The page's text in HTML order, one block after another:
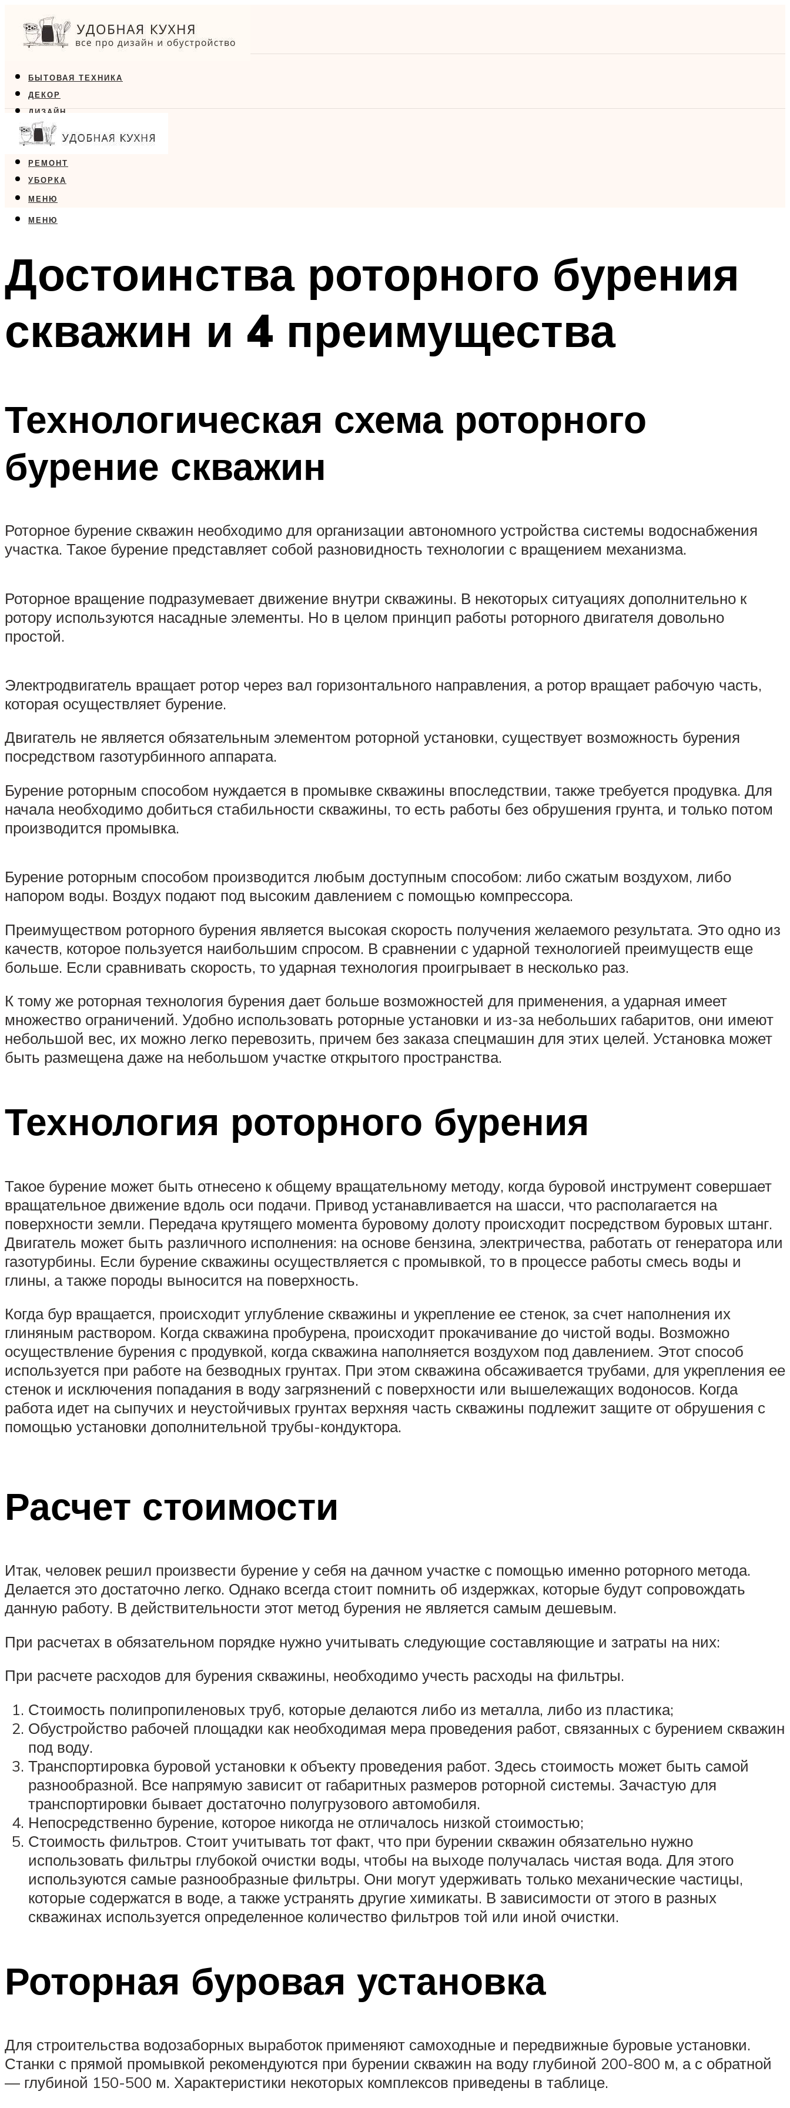
БЫТОВАЯ ТЕХНИКА
ДЕКОР
ДИЗАЙН
ЕДА
МЕБЕЛЬ
РЕМОНТ
УБОРКА
МЕНЮ
МЕНЮ
Достоинства роторного бурения
скважин и 4 преимущества
Технологическая схема роторного
бурение скважин
Роторное бурение скважин необходимо для организации автономного устройства системы водоснабжения
участка. Такое бурение представляет собой разновидность технологии с вращением механизма.
Роторное вращение подразумевает движение внутри скважины. В некоторых ситуациях дополнительно к
ротору используются насадные элементы. Но в целом принцип работы роторного двигателя довольно
простой.
Электродвигатель вращает ротор через вал горизонтального направления, а ротор вращает рабочую часть,
которая осуществляет бурение.
Двигатель не является обязательным элементом роторной установки, существует возможность бурения
посредством газотурбинного аппарата.
Бурение роторным способом нуждается в промывке скважины впоследствии, также требуется продувка. Для
начала необходимо добиться стабильности скважины, то есть работы без обрушения грунта, и только потом
производится промывка.
Бурение роторным способом производится любым доступным способом: либо сжатым воздухом, либо
напором воды. Воздух подают под высоким давлением с помощью компрессора.
Преимуществом роторного бурения является высокая скорость получения желаемого результата. Это одно из
качеств, которое пользуется наибольшим спросом. В сравнении с ударной технологией преимуществ еще
больше. Если сравнивать скорость, то ударная технология проигрывает в несколько раз.
К тому же роторная технология бурения дает больше возможностей для применения, а ударная имеет
множество ограничений. Удобно использовать роторные установки и из-за небольших габаритов, они имеют
небольшой вес, их можно легко перевозить, причем без заказа спецмашин для этих целей. Установка может
быть размещена даже на небольшом участке открытого пространства.
Технология роторного бурения
Такое бурение может быть отнесено к общему вращательному методу, когда буровой инструмент совершает
вращательное движение вдоль оси подачи. Привод устанавливается на шасси, что располагается на
поверхности земли. Передача крутящего момента буровому долоту происходит посредством буровых штанг.
Двигатель может быть различного исполнения: на основе бензина, электричества, работать от генератора или
газотурбины. Если бурение скважины осуществляется с промывкой, то в процессе работы смесь воды и
глины, а также породы выносится на поверхность.
Когда бур вращается, происходит углубление скважины и укрепление ее стенок, за счет наполнения их
глиняным раствором. Когда скважина пробурена, происходит прокачивание до чистой воды. Возможно
осуществление бурения с продувкой, когда скважина наполняется воздухом под давлением. Этот способ
используется при работе на безводных грунтах. При этом скважина обсаживается трубами, для укрепления ее
стенок и исключения попадания в воду загрязнений с поверхности или вышележащих водоносов. Когда
работа идет на сыпучих и неустойчивых грунтах верхняя часть скважины подлежит защите от обрушения с
помощью установки дополнительной трубы-кондуктора.
Расчет стоимости
Итак, человек решил произвести бурение у себя на дачном участке с помощью именно роторного метода.
Делается это достаточно легко. Однако всегда стоит помнить об издержках, которые будут сопровождать
данную работу. В действительности этот метод бурения не является самым дешевым.
При расчетах в обязательном порядке нужно учитывать следующие составляющие и затраты на них:
При расчете расходов для бурения скважины, необходимо учесть расходы на фильтры.
Стоимость полипропиленовых труб, которые делаются либо из металла, либо из пластика;
Обустройство рабочей площадки как необходимая мера проведения работ, связанных с бурением скважин
под воду.
Транспортировка буровой установки к объекту проведения работ. Здесь стоимость может быть самой
разнообразной. Все напрямую зависит от габаритных размеров роторной системы. Зачастую для
транспортировки бывает достаточно полугрузового автомобиля.
Непосредственно бурение, которое никогда не отличалось низкой стоимостью;
Стоимость фильтров. Стоит учитывать тот факт, что при бурении скважин обязательно нужно
использовать фильтры глубокой очистки воды, чтобы на выходе получалась чистая вода. Для этого
используются самые разнообразные фильтры. Они могут удерживать только механические частицы,
которые содержатся в воде, а также устранять другие химикаты. В зависимости от этого в разных
скважинах используется определенное количество фильтров той или иной очистки.
Роторная буровая установка
Для строительства водозаборных выработок применяют самоходные и передвижные буровые установки.
Станки с прямой промывкой рекомендуются при бурении скважин на воду глубиной 200-800 м, а с обратной
— глубиной 150-500 м. Характеристики некоторых комплексов приведены в таблице.